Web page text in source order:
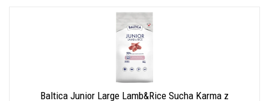
Baltica Junior Large Lamb&Rice Sucha Karma z